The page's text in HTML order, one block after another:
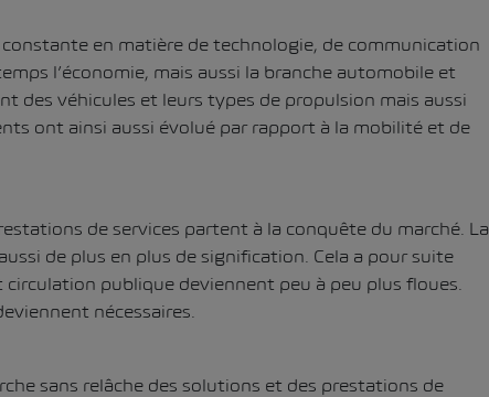
en matière de technologie, de communication
l’économie, mais aussi la branche automobile et
des véhicules et leurs types de propulsion mais aussi
ont ainsi aussi évolué par rapport à la mobilité et de
de services partent à la conquête du marché. La
de plus en plus de signification. Cela a pour suite
publique deviennent peu à peu plus floues.
nécessaires.
sans relâche des solutions et des prestations de